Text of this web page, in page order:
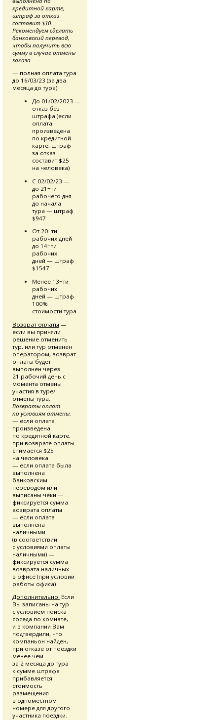
кредитной карте,
штраф за отказ
составит $10.
Рекомендуем сделать
банковский перевод,
чтобы получить всю
сумму в случае отмены
заказа.
— полная оплата тура
до 16/03/23 (за два
месяца до тура)
До 01/02/2023 —
отказ без
штрафа (если
оплата
произведена
по кредитной
карте, штраф
за отказ
составит $25
на человека)
С 02/02/23 —
до 21−ти
рабочего дня
до начала
тура — штраф
$947
От 20−ти
рабочих дней
до 14−ти
рабочих
дней — штраф
$1547
Менее 13−ти
рабочих
дней — штраф
100%
стоимости тура
Возврат оплаты —
если вы приняли
решение отменить
тур, или тур отменен
оператором, возврат
оплаты будет
выполнен через
21 рабочий день с
момента отмены
участия в туре/
отмены тура.
Возвраты оплат
по условиям отмены.
— если оплата
произведена
по кредитной карте,
при возврате оплаты
снимается $25
на человека
— если оплата была
выполнена
банковским
переводом или
выписаны чеки —
фиксируется сумма
возврата оплаты
— если оплата
выполнена
наличными
(в соответствии
с условиями оплаты
наличными) —
фиксируется сумма
возврата наличных
в офисе (при условии
работы офиса)
Дополнительно: Если
Вы записаны на тур
с условием поиска
соседа по комнате,
и в компании Вам
подтвердили, что
компаньон найден,
при отказе от поездки
менее чем
за 2 месяца до тура
к сумме штрафа
прибавляется
стоимость
размещения
в одноместном
номере для другого
участника поездки.